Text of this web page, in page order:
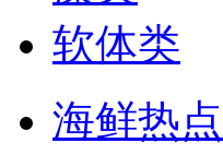
软体类
海鲜热点